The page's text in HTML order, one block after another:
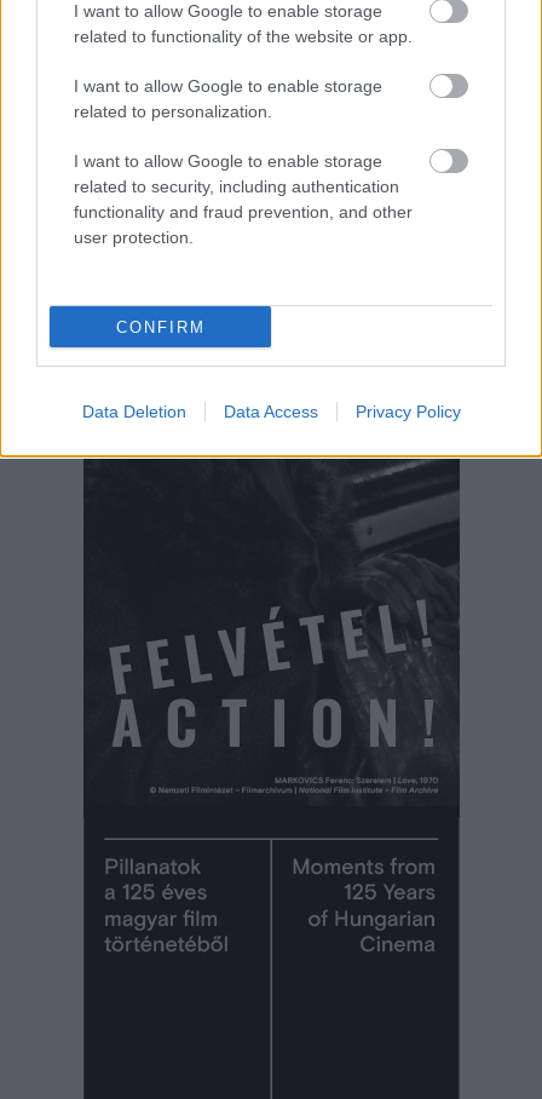
I want to allow Google to enable storage
related to functionality of the website or app.
I want to allow Google to enable storage
related to personalization.
I want to allow Google to enable storage
related to security, including authentication
functionality and fraud prevention, and other
user protection.
CONFIRM
Data Deletion Data Access Privacy Policy